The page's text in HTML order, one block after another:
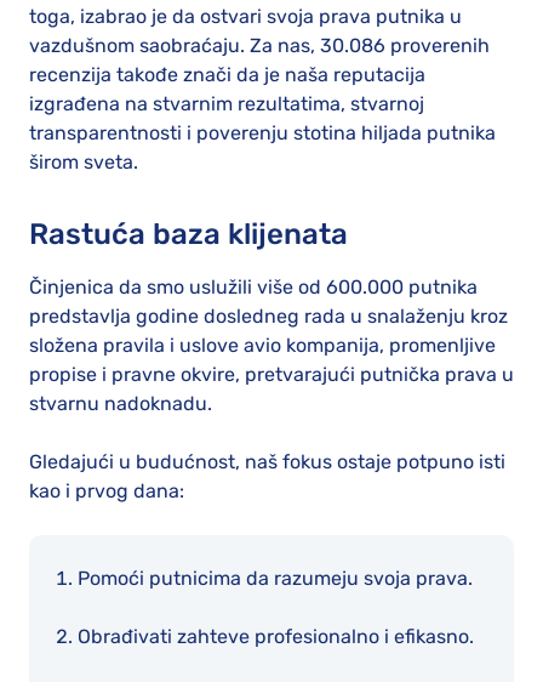
toga, izabrao je da ostvari svoja prava putnika u
vazdušnom saobraćaju. Za nas, 30.086 proverenih
recenzija takođe znači da je naša reputacija
izgrađena na stvarnim rezultatima, stvarnoj
transparentnosti i poverenju stotina hiljada putnika
širom sveta.
Rastuća baza klijenata
Činjenica da smo uslužili više od 600.000 putnika
predstavlja godine dosledneg rada u snalaženju kroz
složena pravila i uslove avio kompanija, promenljive
propise i pravne okvire, pretvarajući putnička prava u
stvarnu nadoknadu.
Gledajući u budućnost, naš fokus ostaje potpuno isti
kao i prvog dana:
Pomoći putnicima da razumeju svoja prava.
Obrađivati zahteve profesionalno i efikasno.